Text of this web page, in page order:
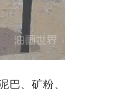
、矿粉、